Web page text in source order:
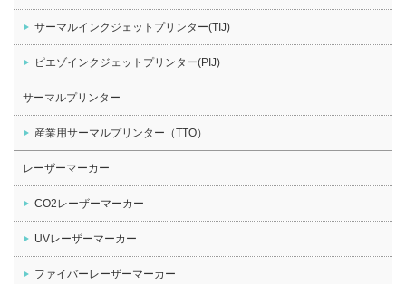
サーマルインクジェットプリンター(TIJ)
ピエゾインクジェットプリンター(PIJ)
サーマルプリンター
産業用サーマルプリンター（TTO）
レーザーマーカー
CO2レーザーマーカー
UVレーザーマーカー
ファイバーレーザーマーカー